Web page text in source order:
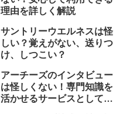
理由を詳しく解説
サントリーウエルネスは怪
しい？覚えがない、送りつ
け、しつこい？
アーチーズのインタビュー
は怪しくない！専門知識を
活かせるサービスとして注